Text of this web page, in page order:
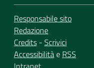
Responsabile sito
Redazione
Credits - Scrivici
Accessibilitàe RSS